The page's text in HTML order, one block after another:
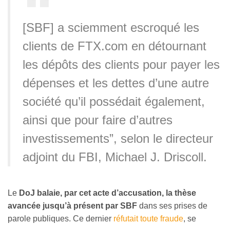
[SBF] a sciemment escroqué les
clients de FTX.com en détournant
les dépôts des clients pour payer les
dépenses et les dettes d’une autre
société qu’il possédait également,
ainsi que pour faire d’autres
investissements”, selon le directeur
adjoint du FBI, Michael J. Driscoll.
Le DoJ balaie, par cet acte d’accusation, la thèse
avancée jusqu’à présent par SBF dans ses prises de
parole publiques. Ce dernier réfutait toute fraude, se